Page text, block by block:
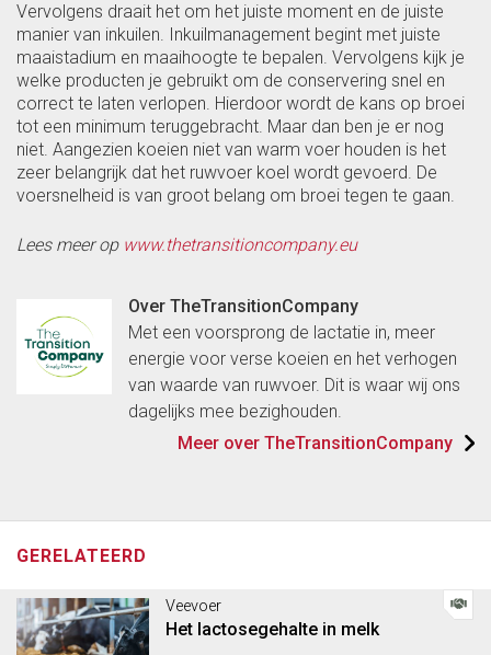
Vervolgens draait het om het juiste moment en de juiste
manier van inkuilen. Inkuilmanagement begint met juiste
maaistadium en maaihoogte te bepalen. Vervolgens kijk je
welke producten je gebruikt om de conservering snel en
correct te laten verlopen. Hierdoor wordt de kans op broei
tot een minimum teruggebracht. Maar dan ben je er nog
niet. Aangezien koeien niet van warm voer houden is het
zeer belangrijk dat het ruwvoer koel wordt gevoerd. De
voersnelheid is van groot belang om broei tegen te gaan.
Lees meer op www.thetransitioncompany.eu
Over TheTransitionCompany
Met een voorsprong de lactatie in, meer
energie voor verse koeien en het verhogen
van waarde van ruwvoer. Dit is waar wij ons
dagelijks mee bezighouden.
Meer over TheTransitionCompany
GERELATEERD
Veevoer
Het lactosegehalte in melk